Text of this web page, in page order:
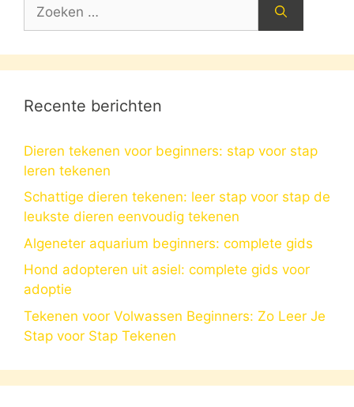
naar:
Recente berichten
Dieren tekenen voor beginners: stap voor stap
leren tekenen
Schattige dieren tekenen: leer stap voor stap de
leukste dieren eenvoudig tekenen
Algeneter aquarium beginners: complete gids
Hond adopteren uit asiel: complete gids voor
adoptie
Tekenen voor Volwassen Beginners: Zo Leer Je
Stap voor Stap Tekenen